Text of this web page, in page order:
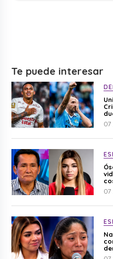
Te puede interesar